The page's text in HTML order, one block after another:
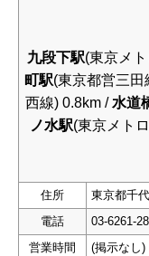
九段下駅(東京メ
町駅(東京都営三
西線) 0.8km / 水道
ノ水駅(東京メト
住所
東京都千
電話
03-6261-
営業時間
(掲示なし)